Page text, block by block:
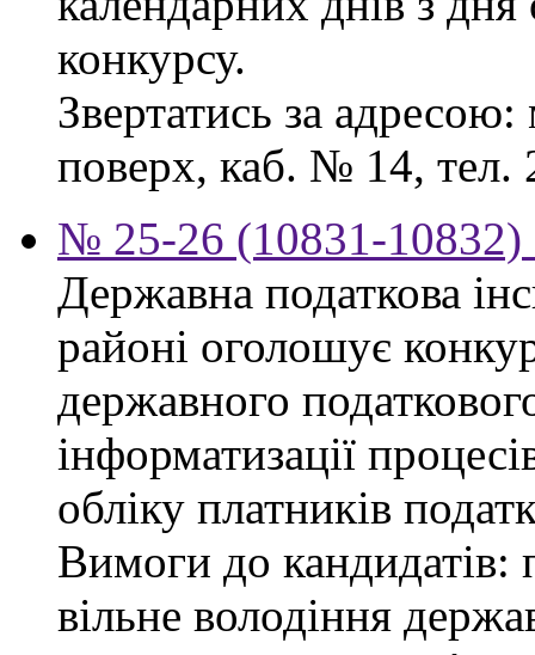
конкурсу.
Звертатись за
поверх, каб. № 14, тел.
№ 25-26 (10831-10832)
Державна податкова
районі оголошує
державного
інформатизації
обліку платників
Вимоги до кандидатів:
вільне володіння